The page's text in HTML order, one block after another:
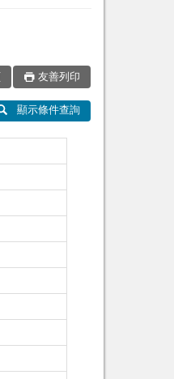
友善列印
顯示條件查詢